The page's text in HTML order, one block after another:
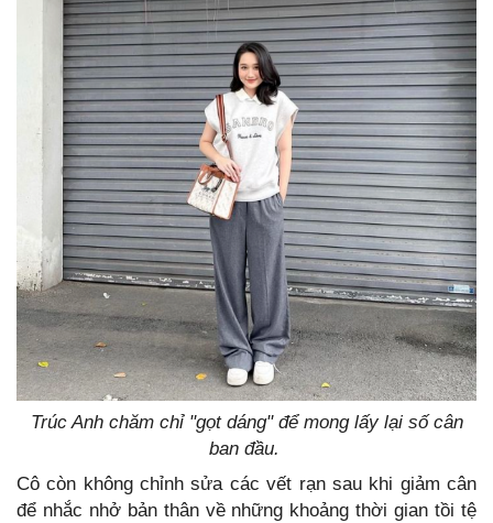
Trúc Anh chăm chỉ "gọt dáng" để mong lấy lại số cân
ban đầu.
Cô còn không chỉnh sửa các vết rạn sau khi giảm cân
để nhắc nhở bản thân về những khoảng thời gian tồi tệ